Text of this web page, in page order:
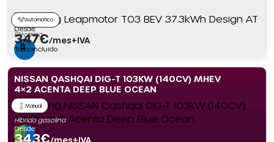
Automático
Eléctrico
Desde:
347€/mes+IVA
Todo incluido
NISSAN QASHQAI DIG-T 103KW (140CV) MHEV
4×2 ACENTA DEEP BLUE OCEAN
Manual
Híbrido gasolina
Desde:
343€/mes+IVA